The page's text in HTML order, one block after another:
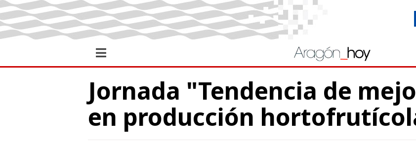
Jornada "Tendencia de
en producción